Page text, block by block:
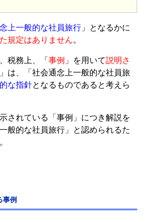
上一般的な社員旅行 」となるかに
規定はありません。
税務上、「事例 」を用いて説明さ
」は、「社会通念上一般的な社員旅
な指針となるものであると考えら
されている「事例」につき解説を
般的な社員旅行」と認められるた
事例